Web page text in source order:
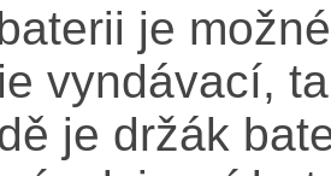
je
vyndávací,
je držák